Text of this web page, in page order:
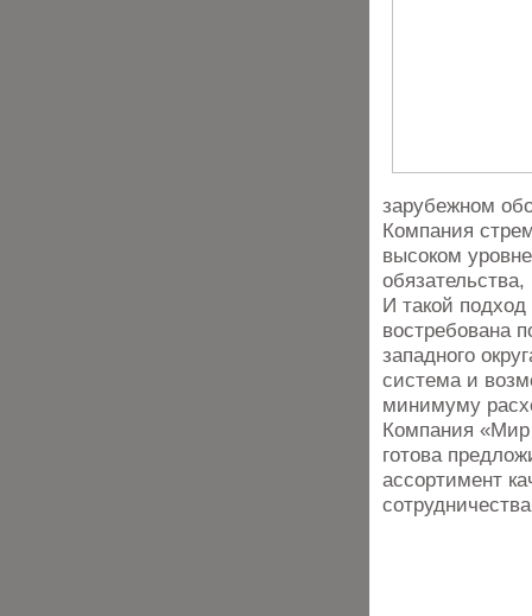
зарубежном
Компания
высоком
И такой подход
востребована
западного
система и
минимуму
Компания «Мир
готова
ассортимент